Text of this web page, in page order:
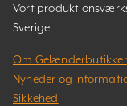
Vort
Sverige
Om
Nyheder og
Sikkehed